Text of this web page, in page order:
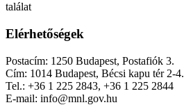
találat
Elérhetőségek
Postacím: 1250 Budapest, Postafiók 3.
Cím: 1014 Budapest, Bécsi kapu tér 2-4.
Tel.: +36 1 225 2843, +36 1 225 2844
E-mail: info@mnl.gov.hu